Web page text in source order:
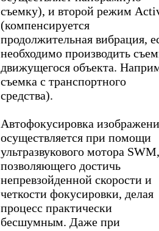
съемку), и второй режим
(компенсируется
продолжительная вибрация,
необходимо производить
движущегося объекта.
съемка с транспортного
средства).
Автофокусировка
осуществляется при помощи
ультразвукового мотора SWM,
позволяющего достичь
непревзойденной скорости и
четкости фокусировки, делая
процесс практически
бесшумным. Даже при